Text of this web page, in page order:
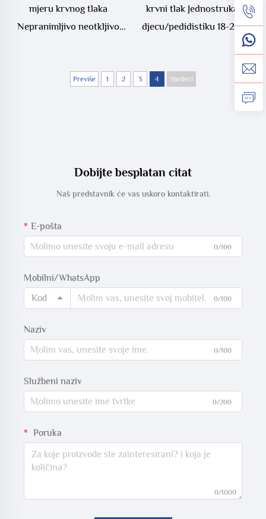
mjeru krvnog tlaka
Nepranimljivo neotkljivo
krvni tlak Jednostruka za
djecu/pedidistiku 18-26 cm
Obim ruke REDY-MED
Previše 1 2 3 4 Sljedeći
Dobijte besplatan citat
Naš predstavnik će vas uskoro kontaktirati.
E-pošta
0/100
Mobilni/WhatsApp
Kod
0/100
Naziv
0/100
Službeni naziv
0/200
Poruka
0/1000